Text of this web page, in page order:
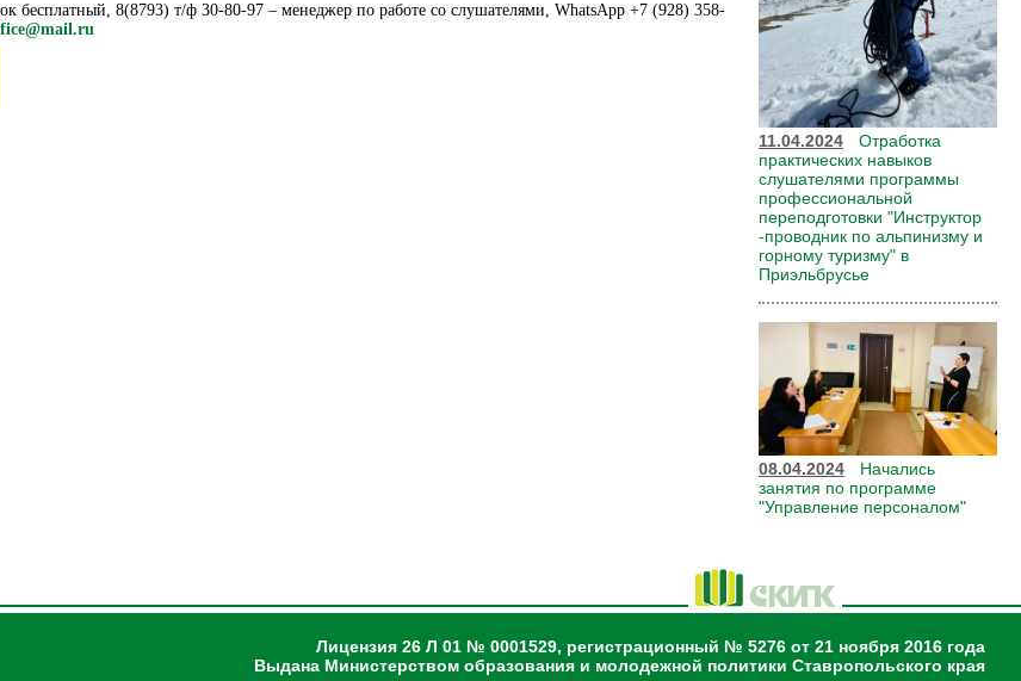
11.04.2024
Отработка
практических навыков
слушателями программы
профессиональной
переподготовки "Инструктор
-проводник по альпинизму и
горному туризму" в
Приэльбрусье
08.04.2024
Начались
занятия по программе
"Управление персоналом"
бесплатный, 8(8793) т/ф 30-80-97 – менеджер по работе со слушателями, WhatsApp +7 (928) 358-
Лицензия 26 Л 01 № 0001529, регистрационный № 5276 от 21 ноября 2016 года
Выдана Министерством образования и молодежной политики Ставропольского края